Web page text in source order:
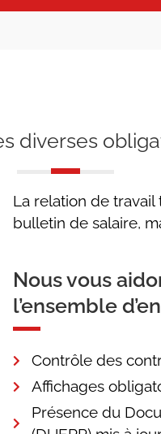
diverses
La relation de travail
bulletin de salaire,
Nous vous
l’ensemble
Contrôle des
Affichages
Présence du